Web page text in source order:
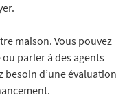
maison. Vous pouvez
parler à des agents
d’une évaluation